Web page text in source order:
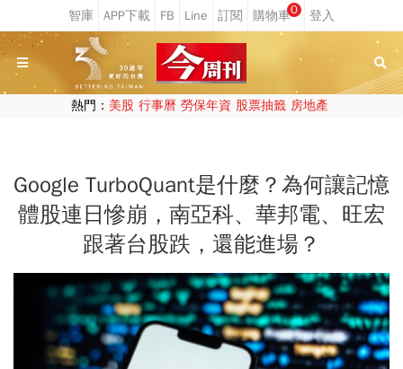
0
熱門： 美股 行事曆 勞保年資 股票抽籤 房地產
Google TurboQuant是什麼？為何讓記憶
體股連日慘崩，南亞科、華邦電、旺宏
跟著台股跌，還能進場？